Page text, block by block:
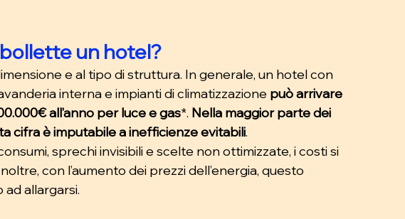
un hotel?
e al tipo di struttura. In generale, un hotel con
interna e impianti di climatizzazione può arrivare
all’anno per luce e gas*. Nella maggior parte dei
cifra è imputabile a inefficienze evitabili.
sprechi invisibili e scelte non ottimizzate, i costi si
con l’aumento dei prezzi dell’energia, questo
allargarsi.